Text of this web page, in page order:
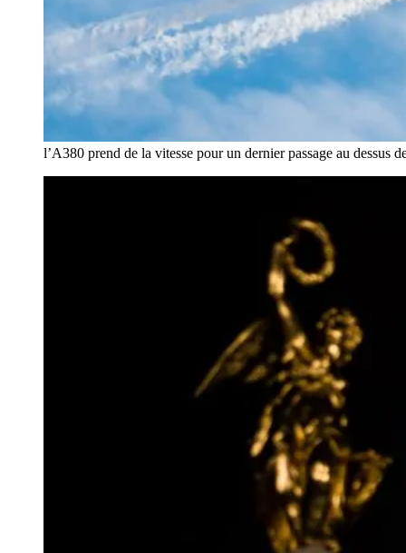
l’A380 prend de la vitesse pour un dernier passage au dessus